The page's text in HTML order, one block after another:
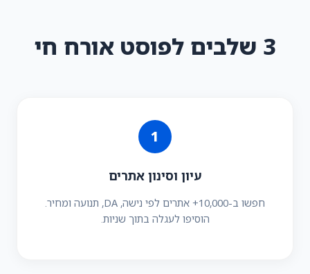
3 שלבים לפוסט אורח חי
1
עיון וסינון אתרים
חפשו ב-10,000+ אתרים לפי נישה, DA, תנועה ומחיר.
הוסיפו לעגלה בתוך שניות.